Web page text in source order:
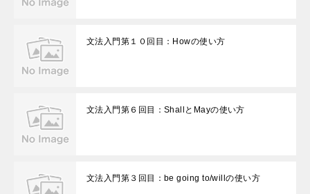
文法入門第１０回目：Howの使い方
文法入門第６回目：ShallとMayの使い方
文法入門第３回目：be going to/willの使い方